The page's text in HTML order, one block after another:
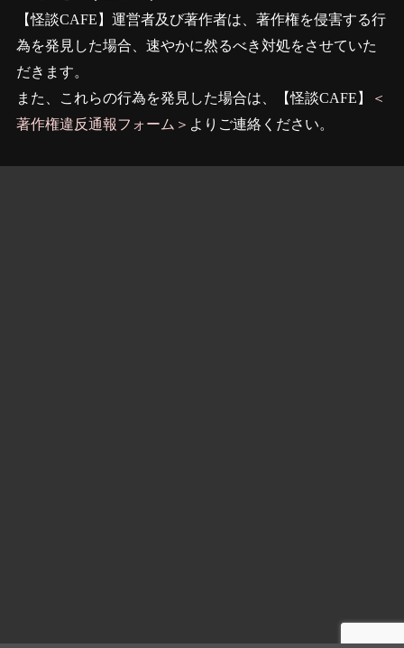
【怪談CAFE】運営者及び著作者は、著作権を侵害する行
為を発見した場合、速やかに然るべき対処をさせていた
だきます。
また、これらの行為を発見した場合は、【怪談CAFE】
＜
著作権違反通報フォーム＞ よりご連絡ください。